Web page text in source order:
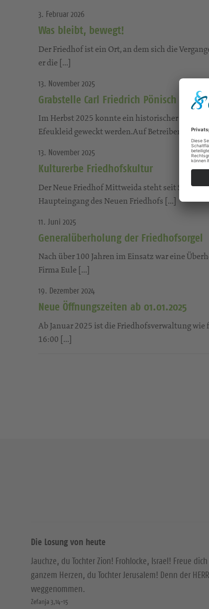
3. Februar 2026
Was bleibt, bewegt!
Der Friedhof ist ein Ort, an dem sich die
er die […]
13. November 2025
Grabstelle Carl Friedrich Pönisch – der
Im Herbst 2025 konnte ein historischer
Efeukleid geweckt werden.Auf Betreiben […]
13. November 2025
Kulturerbe Friedhofskultur
Der Neue Friedhof Mittweida steht seit
Haupteingang des Neuen Friedhofs […]
11. Juni 2025
Generalüberholung der Friedhofsorgel
Nach über 100 Jahren im Einsatz war eine
Firma Eule […]
19. Dezember 2024
Neue Öffnungszeiten ab 01.01.2025
Ab Januar 2025 ist die Friedhofsverwaltung
16:00 […]
Die Losung von heute
Jauchze, du Tochter Zion! Frohlocke, Israel! Freue
ganzem Herzen, du Tochter Jerusalem! Denn der
weggenommen.
Zefanja 3,14-15